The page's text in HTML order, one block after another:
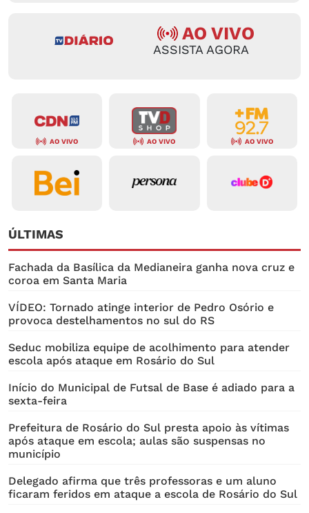
AO VIVO
ASSISTA AGORA
AO VIVO AO VIVO AO VIVO
ÚLTIMAS
Fachada da Basílica da Medianeira ganha nova cruz e
coroa em Santa Maria
VÍDEO: Tornado atinge interior de Pedro Osório e
provoca destelhamentos no sul do RS
Seduc mobiliza equipe de acolhimento para atender
escola após ataque em Rosário do Sul
Início do Municipal de Futsal de Base é adiado para a
sexta-feira
Prefeitura de Rosário do Sul presta apoio às vítimas
após ataque em escola; aulas são suspensas no
município
Delegado afirma que três professoras e um aluno
ficaram feridos em ataque a escola de Rosário do Sul